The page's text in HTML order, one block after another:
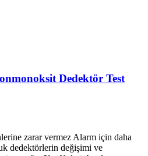
Dedektör Test
zarar vermez Alarm için daha
dedektörlerin değişimi ve